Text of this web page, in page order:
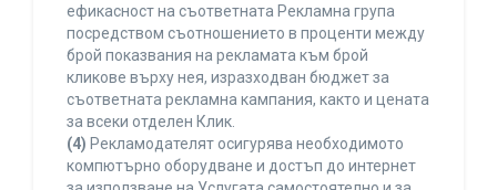
ефикасност на съответната Рекламна група
посредством съотношението в проценти между
брой показвания на рекламата към брой
кликове върху нея, изразходван бюджет за
съответната рекламна кампания, както и цената
за всеки отделен Клик.
(4) Рекламодателят осигурява необходимото
компютърно оборудване и достъп до интернет